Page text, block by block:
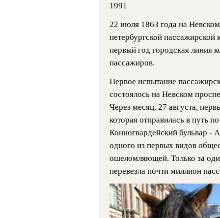
1991
22 июля 1863 года на
петербургской пассажирской
первый год городская линия
пассажиров.
Первое испытание
состоялось на Невском
Через месяц, 27 августа,
которая отправилась в путь
Конногвардейский бульвар -
одного из первых видов
ошеломляющей. Только за
перевезла почти миллион